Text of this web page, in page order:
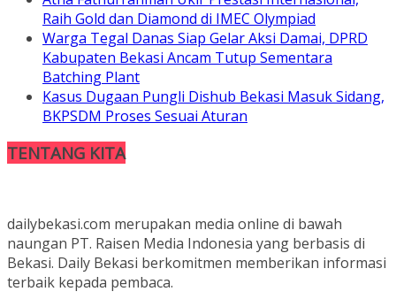
Raih Gold dan Diamond di IMEC Olympiad
Warga Tegal Danas Siap Gelar Aksi Damai, DPRD
Kabupaten Bekasi Ancam Tutup Sementara
Batching Plant
Kasus Dugaan Pungli Dishub Bekasi Masuk Sidang,
BKPSDM Proses Sesuai Aturan
TENTANG KITA
dailybekasi.com merupakan media online di bawah
naungan PT. Raisen Media Indonesia yang berbasis di
Bekasi. Daily Bekasi berkomitmen memberikan informasi
terbaik kepada pembaca.